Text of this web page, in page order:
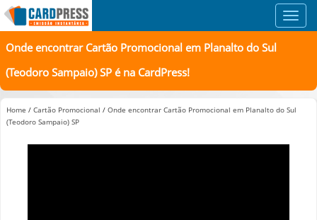
Onde encontrar Cartão Promocional em Planalto do Sul
(Teodoro Sampaio) SP é na CardPress!
Home / Cartão Promocional / Onde encontrar Cartão Promocional em Planalto do Sul
(Teodoro Sampaio) SP